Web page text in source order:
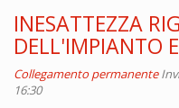
INESATTEZZA
DELL'IMPIANTO
Collegamento permanente
16:30